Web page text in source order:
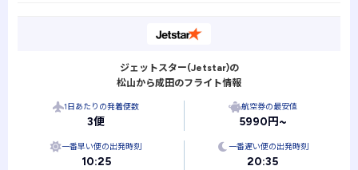
ジェットスター(Jetstar)の
松山から成田のフライト情報
1日あたりの発着便数
3便
航空券の最安値
5990円~
一番早い便の出発時刻
10:25
一番遅い便の出発時刻
20:35